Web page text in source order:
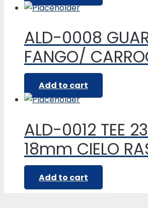
ALD-0008
FANGO/
Add to cart
ALD-0012 TEE
18mm CIELO
Add to cart